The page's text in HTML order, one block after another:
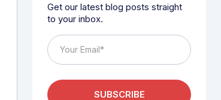
Get our latest blog posts straight
to your inbox.